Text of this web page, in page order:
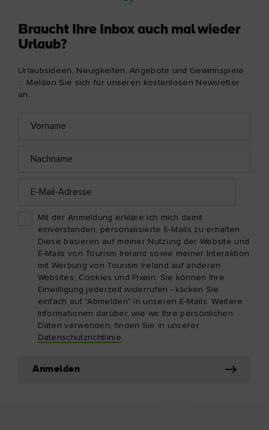
Braucht Ihre Inbox auch mal wieder
Urlaub?
Urlaubsideen, Neuigkeiten, Angebote und Gewinnspiele
... Melden Sie sich für unseren kostenlosen Newsletter
an.
Mail-
Mail-
Mit der Anmeldung erkläre ich mich damit
einverstanden, personalisierte E-Mails zu erhalten.
Diese basieren auf meiner Nutzung der Website und
E-Mails von Tourism Ireland sowie meiner Interaktion
mit Werbung von Tourism Ireland auf anderen
Websites, Cookies und Pixeln. Sie können Ihre
Einwilligung jederzeit widerrufen - klicken Sie
einfach auf "Abmelden" in unseren E-Mails. Weitere
Informationen darüber, wie wir Ihre persönlichen
Daten verwenden, finden Sie in unserer
Datenschutzrichtlinie
Anmelden